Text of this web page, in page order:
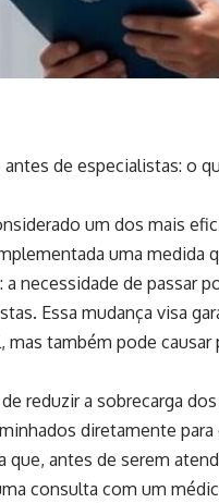
de especialistas: o
um dos mais
uma medida
necessidade de passar
Essa mudança visa
também pode causar
reduzir a sobrecarga
diretamente
antes de serem
consulta com um